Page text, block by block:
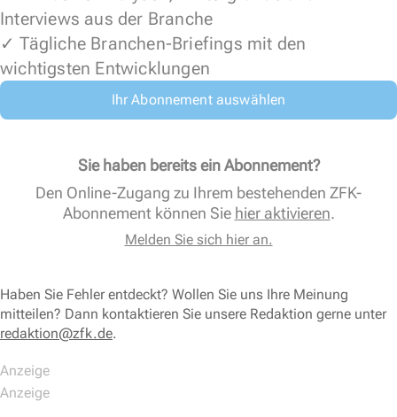
Interviews aus der Branche
✓ Tägliche Branchen-Briefings mit den
wichtigsten Entwicklungen
Ihr Abonnement auswählen
Sie haben bereits ein Abonnement?
Den Online-Zugang zu Ihrem bestehenden ZFK-
Abonnement können Sie hier aktivieren.
Melden Sie sich hier an.
Haben Sie Fehler entdeckt? Wollen Sie uns Ihre Meinung
mitteilen? Dann kontaktieren Sie unsere Redaktion gerne unter
redaktion@zfk.de.